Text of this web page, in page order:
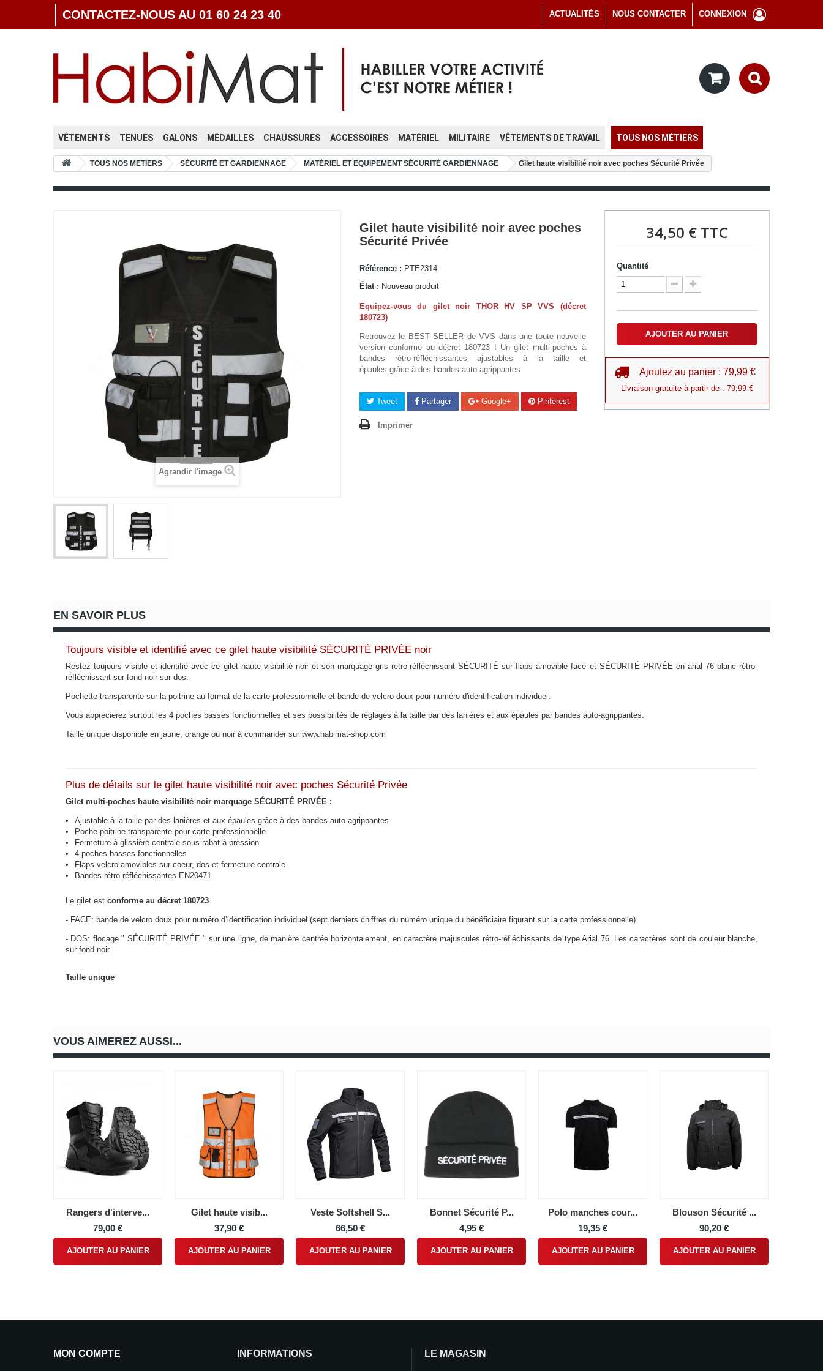
CONNEXION
NOUS CONTACTER
ACTUALITÉS
CONTACTEZ-NOUS AU 01 60 24 23 40
VÊTEMENTS TENUES GALONS MÉDAILLES CHAUSSURES ACCESSOIRES MATÉRIEL MILITAIRE VÊTEMENTS DE TRAVAIL TOUS NOS MÉTIERS
TOUS NOS METIERS SÉCURITÉ ET GARDIENNAGE MATÉRIEL ET EQUIPEMENT SÉCURITÉ GARDIENNAGE Gilet haute visibilité noir avec poches Sécurité Privée
Agrandir l'image
Gilet haute visibilité noir avec poches
Sécurité Privée
Référence : PTE2314
État : Nouveau produit
Equipez-vous du gilet noir THOR HV SP VVS (décret
180723)
Retrouvez le BEST SELLER de VVS dans une toute nouvelle
version conforme au décret 180723 ! Un gilet multi-poches à
bandes rétro-réfléchissantes ajustables à la taille et
épaules grâce à des bandes auto agrippantes
Tweet Partager Google+ Pinterest
Imprimer
34,50 €TTC
Quantité
AJOUTER AU PANIER
Ajoutez au panier : 79,99 €
Livraison gratuite à partir de : 79,99 €
EN SAVOIR PLUS
Toujours visible et identifié avec ce gilet haute visibilité SÉCURITÉ PRIVÉE noir
Restez toujours visible et identifié avec ce gilet haute visibilité noir et son marquage gris rétro-réfléchissant SÉCURITÉ sur flaps amovible face et SÉCURITÉ PRIVÉE en arial 76 blanc rétro-
réfléchissant sur fond noir sur dos.
Pochette transparente sur la poitrine au format de la carte professionnelle et bande de velcro doux pour numéro d'identification individuel.
Vous apprécierez surtout les 4 poches basses fonctionnelles et ses possibilités de réglages à la taille par des lanières et aux épaules par bandes auto-agrippantes.
Taille unique disponible en jaune, orange ou noir à commander sur www.habimat-shop.com
Plus de détails sur le gilet haute visibilité noir avec poches Sécurité Privée
Gilet multi-poches haute visibilité noir marquage SÉCURITÉ PRIVÉE :
Ajustable à la taille par des lanières et aux épaules grâce à des bandes auto agrippantes
Poche poitrine transparente pour carte professionnelle
Fermeture à glissière centrale sous rabat à pression
4 poches basses fonctionnelles
Flaps velcro amovibles sur coeur, dos et fermeture centrale
Bandes rétro-réfléchissantes EN20471
Le gilet est conforme au décret 180723
- FACE: bande de velcro doux pour numéro d’identification individuel (sept derniers chiffres du numéro unique du bénéficiaire figurant sur la carte professionnelle).
- DOS: flocage " SÉCURITÉ PRIVÉE " sur une ligne, de manière centrée horizontalement, en caractère majuscules rétro-réfléchissants de type Arial 76. Les caractères sont de couleur blanche,
sur fond noir.
Taille unique
VOUS AIMEREZ AUSSI...
Rangers d'interve...
79,00 €
AJOUTER AU PANIER
Gilet haute visib...
37,90 €
AJOUTER AU PANIER
Veste Softshell S...
66,50 €
AJOUTER AU PANIER
Bonnet Sécurité P...
4,95 €
AJOUTER AU PANIER
Polo manches cour...
19,35 €
AJOUTER AU PANIER
Blouson Sécurité ...
90,20 €
AJOUTER AU PANIER
MON COMPTE INFORMATIONS LE MAGASIN